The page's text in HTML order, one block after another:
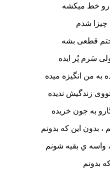
رو خط میکشه
چیزا شدم
قطعی بشه
سَرم پُر ایده
به من انگیزه میده
زندگیش ندیده
به جون خریده
بدون این که بدونم
واسه یِ بقیه شونم
بدونم